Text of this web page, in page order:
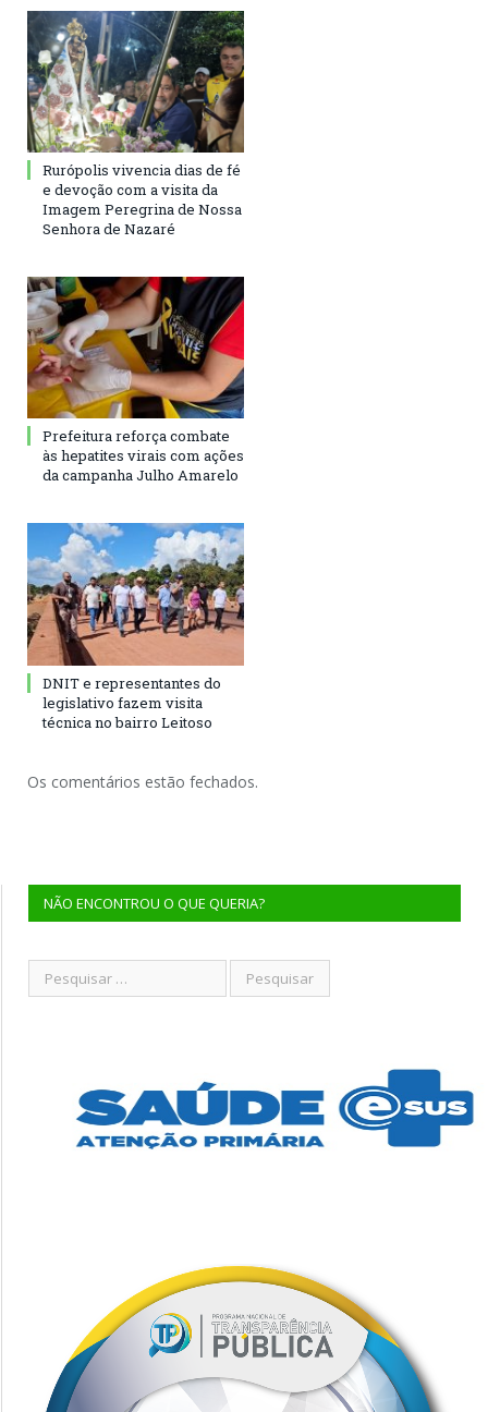
Rurópolis vivencia dias de fé
e devoção com a visita da
Imagem Peregrina de Nossa
Senhora de Nazaré
Prefeitura reforça combate
às hepatites virais com ações
da campanha Julho Amarelo
DNIT e representantes do
legislativo fazem visita
técnica no bairro Leitoso
Os comentários estão fechados.
NÃO ENCONTROU O QUE QUERIA?